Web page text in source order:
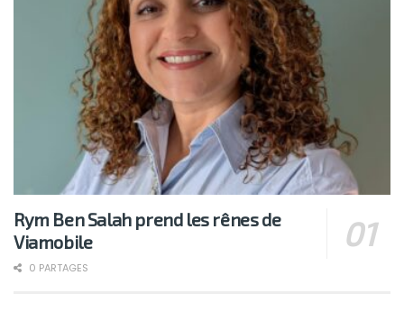
Rym Ben Salah prend les rênes de
Viamobile
0 PARTAGES